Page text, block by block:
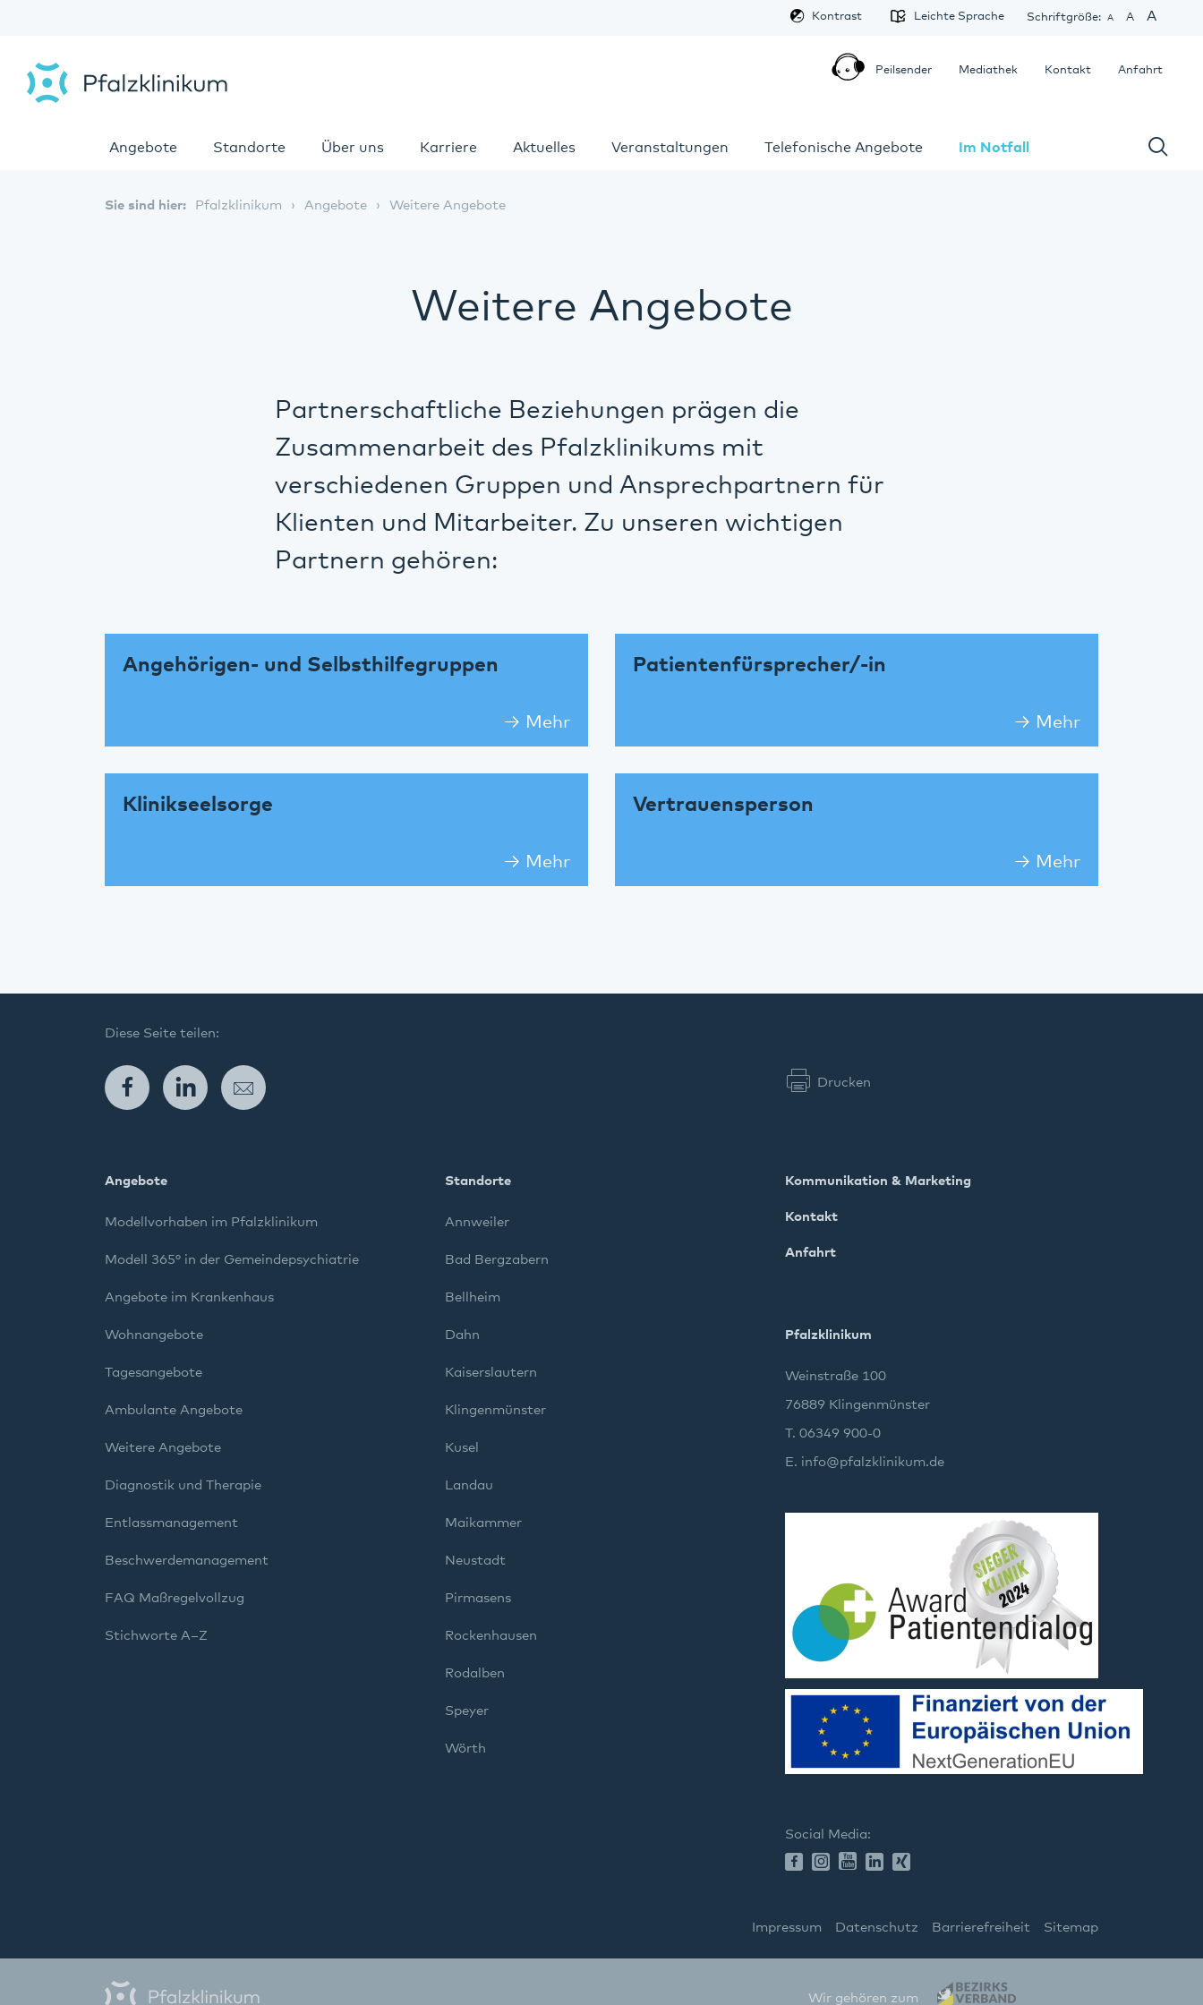
Angebote Standorte Über uns Karriere Aktuelles Veranstaltungen Telefonische Angebote Im Notfall
Schriftgröße: A A A
Leichte Sprache
Kontrast
Anfahrt
Kontakt
Mediathek
Peilsender
Sie sind hier: Pfalzklinikum Angebote Weitere Angebote
Weitere Angebote
Partnerschaftliche Beziehungen prägen die
Zusammenarbeit des Pfalzklinikums mit
verschiedenen Gruppen und Ansprechpartnern für
Klienten und Mitarbeiter. Zu unseren wichtigen
Partnern gehören:
Angehörigen- und Selbsthilfegruppen
Mehr
Patientenfürsprecher/-in
Mehr
Klinikseelsorge
Mehr
Vertrauensperson
Mehr
Diese Seite teilen:
FacebookLinkedIn Drucken
Angebote
Modellvorhaben im Pfalzklinikum
Modell 365° in der Gemeindepsychiatrie
Angebote im Krankenhaus
Wohnangebote
Tagesangebote
Ambulante Angebote
Weitere Angebote
Diagnostik und Therapie
Entlassmanagement
Beschwerdemanagement
FAQ Maßregelvollzug
Stichworte A–Z
Standorte
Annweiler
Bad Bergzabern
Bellheim
Dahn
Kaiserslautern
Klingenmünster
Kusel
Landau
Maikammer
Neustadt
Pirmasens
Rockenhausen
Rodalben
Speyer
Wörth
Kommunikation & Marketing
Kontakt
Anfahrt
Pfalzklinikum
Weinstraße 100
76889 Klingenmünster
T. 06349 900-0
E. info@pfalzklinikum.de
Social Media:
Impressum Datenschutz Barrierefreiheit Sitemap
Wir gehören zum